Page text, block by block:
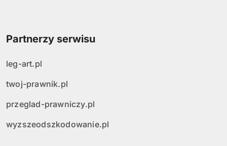
Partnerzy serwisu
leg-art.pl
twoj-prawnik.pl
przeglad-prawniczy.pl
wyzszeodszkodowanie.pl